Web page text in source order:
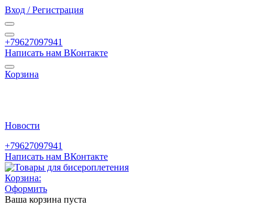
Вход / Регистрация
+79627097941
Написать нам ВКонтакте
Корзина
Новости
+79627097941
Написать нам ВКонтакте
Корзина:
Оформить
Ваша корзина пуста